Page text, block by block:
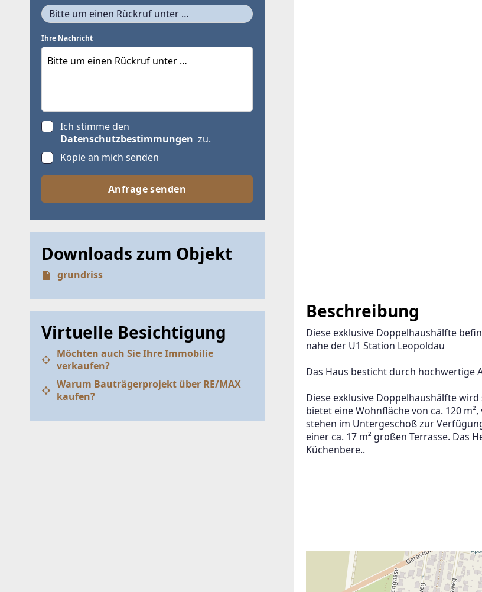
Beschreibung
Diese exklusive Doppelhaushälfte
nahe der U1 Station Leopoldau
Das Haus besticht durch hochwertige
Diese exklusive Doppelhaushälfte
bietet eine Wohnfläche von ca. 120
stehen im Untergeschoß zur
einer ca. 17 m² großen Terrasse. Das
Küchenbere..
ANBIETER KONTAKTIEREN
Bitte um einen Rückruf unter …
Ihre Nachricht
Ich stimme den
Datenschutzbestimmungen zu.
Kopie an mich senden
Anfrage senden
Downloads zum Objekt
grundriss
Virtuelle Besichtigung
Möchten auch Sie Ihre Immobilie
verkaufen?
Warum Bauträgerprojekt über RE/MAX
kaufen?